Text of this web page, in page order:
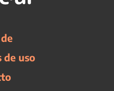
de uso